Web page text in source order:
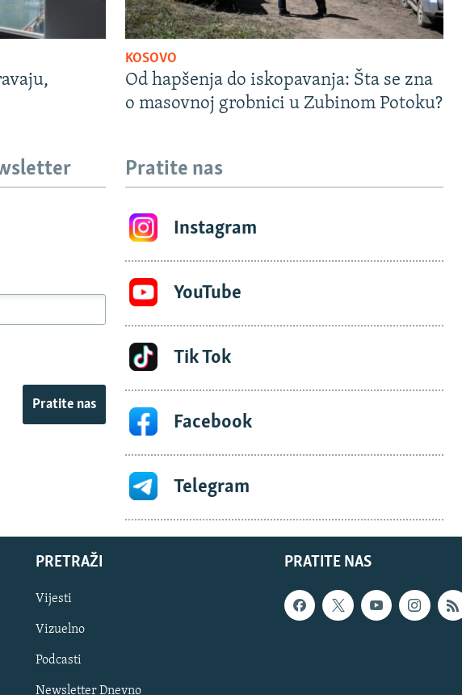
KOSOVO
Od hapšenja do iskopavanja: Šta se zna
o masovnoj grobnici u Zubinom Potoku?
Pratite nas
Pratite nas
Instagram
YouTube
Tik Tok
Facebook
Telegram
PRATITE NAS
PRETRAŽI
Vijesti
Vizuelno
Podcasti
Newsletter Dnevno